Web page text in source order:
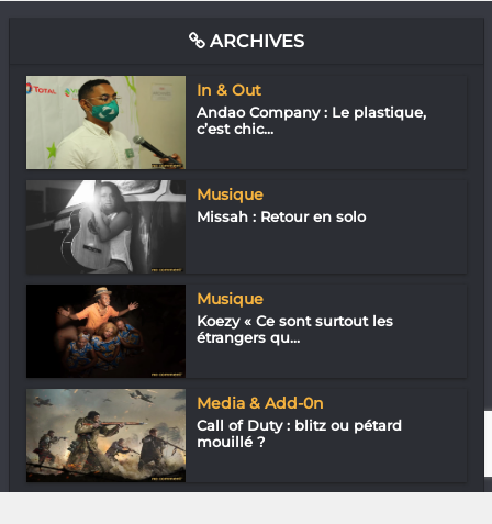
ARCHIVES
In & Out
Andao Company : Le plastique,
c’est chic...
Musique
Missah : Retour en solo
Musique
Koezy « Ce sont surtout les
étrangers qu...
Media & Add-0n
Call of Duty : blitz ou pétard
mouillé ?